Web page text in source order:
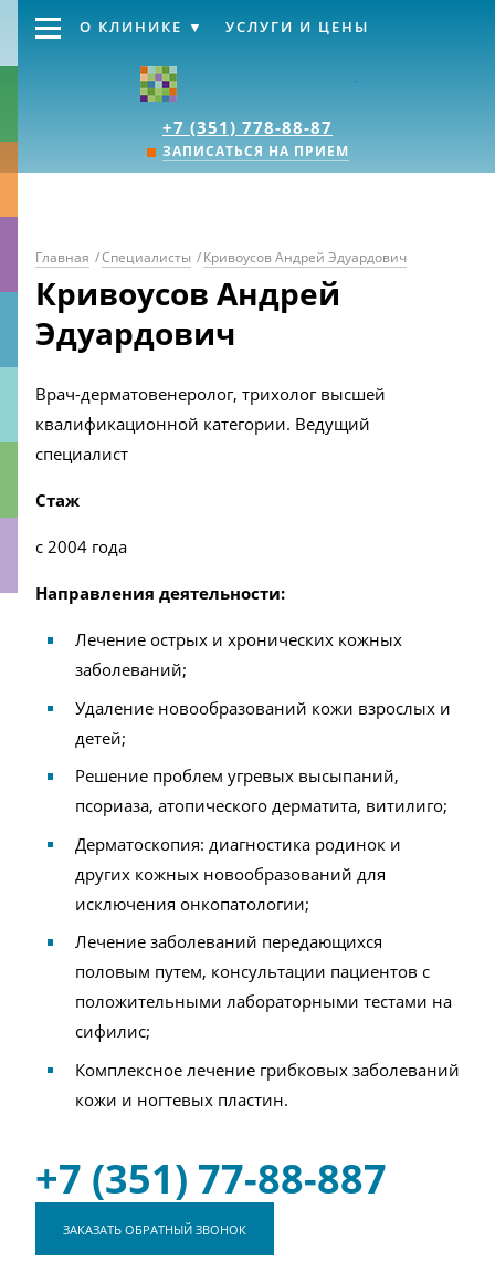
+7 (351) 778-88-87
ЗАПИСАТЬСЯ НА ПРИЕМ
О КЛИНИКЕ УСЛУГИ И ЦЕНЫ
Главная /Специалисты /Кривоусов Андрей Эдуардович
Кривоусов Андрей
Эдуардович
Врач-дерматовенеролог, трихолог высшей
квалификационной категории. Ведущий
специалист
Стаж
с 2004 года
Направления деятельности:
Лечение острых и хронических кожных
заболеваний;
Удаление новообразований кожи взрослых и
детей;
Решение проблем угревых высыпаний,
псориаза, атопического дерматита, витилиго;
Дерматоскопия: диагностика родинок и
других кожных новообразований для
исключения онкопатологии;
Лечение заболеваний передающихся
половым путем, консультации пациентов с
положительными лабораторными тестами на
сифилис;
Комплексное лечение грибковых заболеваний
кожи и ногтевых пластин.
+7 (351) 77-88-887
ЗАКАЗАТЬ ОБРАТНЫЙ ЗВОНОК